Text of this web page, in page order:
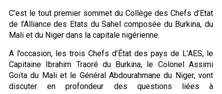
C’est le tout premier sommet du Collège des Chefs d’Etat
de l’Alliance des Etats du Sahel composée du Burkina, du
Mali et du Niger dans la capitale nigérienne.
A l’occasion, les trois Chefs d’État des pays de L’AES, le
Capitaine Ibrahim Traoré du Burkina, le Colonel Assimi
Goïta du Mali et le Général Abdourahmane du Niger, vont
discuter en profondeur des questions liées à